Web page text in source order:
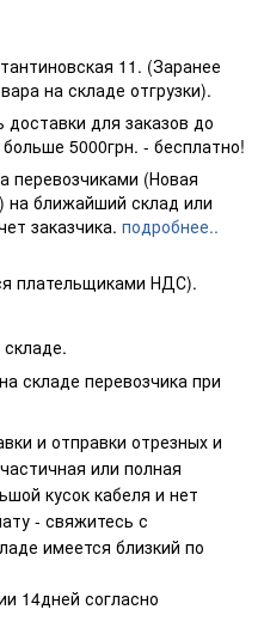
11. (Заранее
на складе отгрузки).
доставки для заказов до
5000грн. - бесплатно!
перевозчиками (Новая
ближайший склад или
заказчика. подробнее..
плательщиками НДС).
складе перевозчика при
и отправки отрезных и
или полная
кусок кабеля и нет
- свяжитесь с
имеется близкий по
14дней согласно